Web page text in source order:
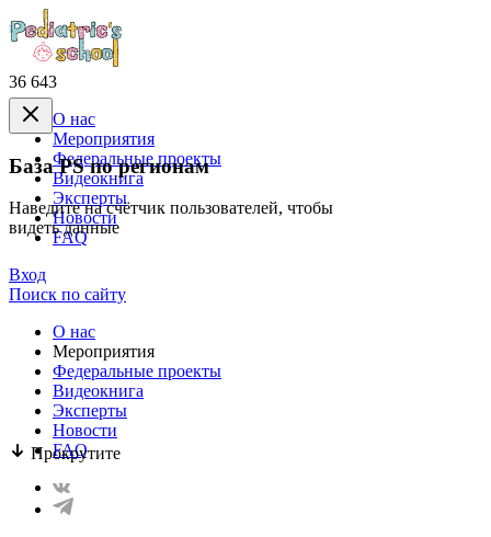
36 643
База PS по регионам
Наведите на счётчик пользователей, чтобы
видеть данные
Прокрутите
О нас
Mероприятия
Федеральные проекты
Видеокнига
Эксперты
Новости
FAQ
Вход
Поиск по сайту
О нас
Mероприятия
Федеральные проекты
Видеокнига
Эксперты
Новости
FAQ